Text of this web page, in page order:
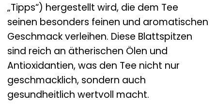
„Tipps“) hergestellt wird, die dem Tee
seinen besonders feinen und aromatischen
Geschmack verleihen. Diese Blattspitzen
sind reich an ätherischen Ölen und
Antioxidantien, was den Tee nicht nur
geschmacklich, sondern auch
gesundheitlich wertvoll macht.